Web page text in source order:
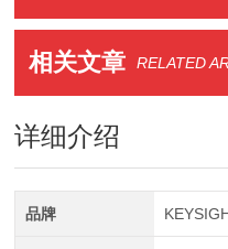
相关文章 RELATED
详细介绍
品牌